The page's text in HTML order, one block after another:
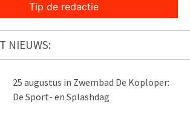
Tip de redactie
NIEUWS:
25 augustus in Zwembad De Koploper:
De Sport- en Splashdag